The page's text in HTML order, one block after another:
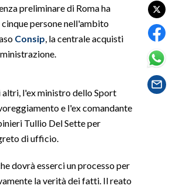
preliminare di Roma ha
persone nell'ambito
Consip , la centrale acquisti
altri, l'ex ministro dello Sport
e l'ex comandante
Tullio Del Sette per
di ufficio.
dovrà esserci un processo per
la verità dei fatti. Il reato